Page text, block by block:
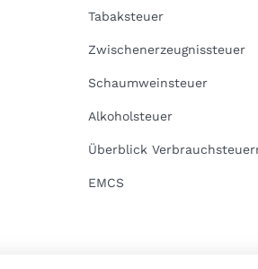
Tabaksteuer
Zwischenerzeugnissteuer
Schaumweinsteuer
Alkoholsteuer
Überblick
EMCS